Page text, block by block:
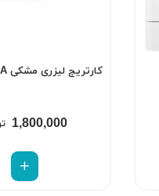
کارتریج لیزری مشکی HP 107A
1,800,000